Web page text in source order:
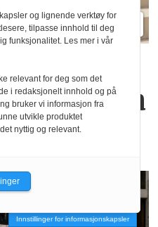
fra
Innstillinger for informasjonskapsler
og lignende verktøy for
tilpasse innhold til deg
funksjonalitet. Les mer i vår
relevant for deg som det
i redaksjonelt innhold og på
bruker vi informasjon fra
utvikle produktet
nyttig og relevant.